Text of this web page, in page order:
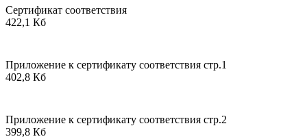
Сертификат соответствия
422,1 Кб
Приложение к сертификату соответствия стр.1
402,8 Кб
Приложение к сертификату соответствия стр.2
399,8 Кб